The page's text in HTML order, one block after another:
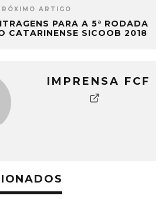
ARTIGO
PARA A 5ª RODADA
CATARINENSE SICOOB 2018
IMPRENSA FCF